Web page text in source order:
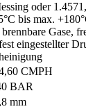
oder
bis max.
Gase,
eingestellter
CMPH
BAR
mm